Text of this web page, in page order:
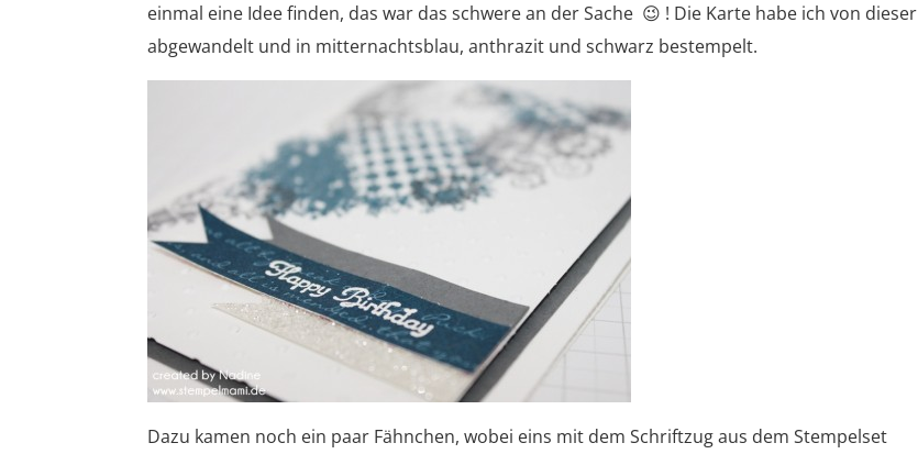
einmal eine Idee finden, das war das schwere an der Sache 😉 ! Die Karte habe ich von dieser
abgewandelt und in mitternachtsblau, anthrazit und schwarz bestempelt.
Dazu kamen noch ein paar Fähnchen, wobei eins mit dem Schriftzug aus dem Stempelset